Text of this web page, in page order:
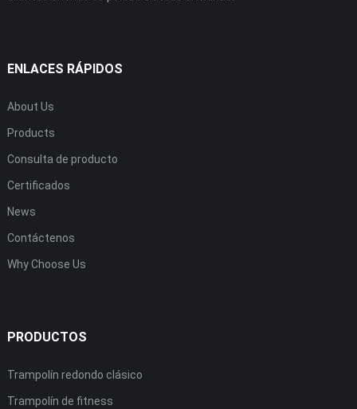
ENLACES RÁPIDOS
About Us
Products
Consulta de producto
Certificados
News
Contáctenos
Why Choose Us
PRODUCTOS
Trampolín redondo clásico
Trampolín de fitness